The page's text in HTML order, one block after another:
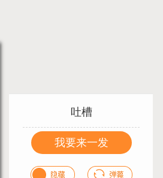
吐槽
我要来一发